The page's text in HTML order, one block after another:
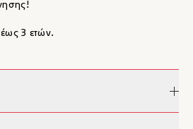
έως 3 ετών.